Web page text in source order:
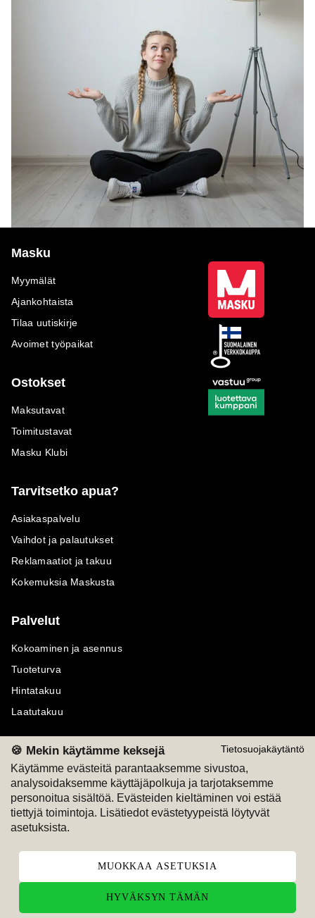
Tietosuojakäytäntö
🍪 Mekin käytämme keksejä
Käytämme evästeitä parantaaksemme sivustoa,
analysoidaksemme käyttäjäpolkuja ja tarjotaksemme
personoitua sisältöä. Evästeiden kieltäminen voi estää
tiettyjä toimintoja. Lisätiedot evästetyypeistä löytyvät
asetuksista.
MUOKKAA ASETUKSIA
HYVÄKSYN TÄMÄN
Masku
Myymälät
Ajankohtaista
Tilaa uutiskirje
Avoimet työpaikat
Ostokset
Maksutavat
Toimitustavat
Masku Klubi
Tarvitsetko apua?
Asiakaspalvelu
Vaihdot ja palautukset
Reklamaatiot ja takuu
Kokemuksia Maskusta
Palvelut
Kokoaminen ja asennus
Tuoteturva
Hintatakuu
Laatutakuu
Maksutavat
M
Seuraa meitä